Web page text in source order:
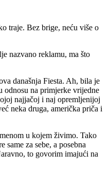
traje. Bez brige, neću više o
nazvano reklamu, ma što
današnja Fiesta. Ah, bila je
odnosu na primjerke vrijedne
najjačoj i naj opremljenijoj
neka druga, američka priča i
u kojem živimo. Tako
za sebe, a posebna
to govorim imajući na